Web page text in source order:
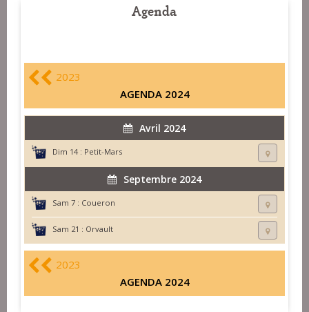
Agenda
2023
AGENDA 2024
Avril 2024
Dim 14 : Petit-Mars
Septembre 2024
Sam 7 : Coueron
Sam 21 : Orvault
2023
AGENDA 2024